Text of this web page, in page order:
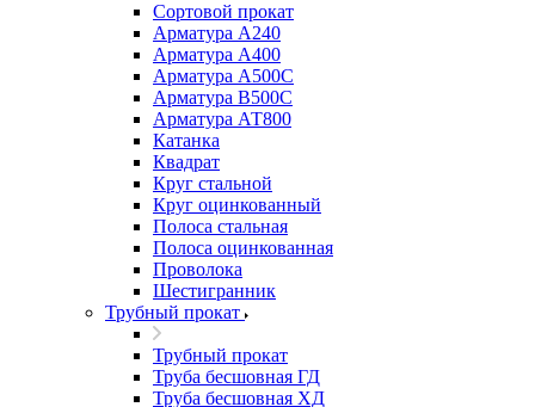
Сортовой прокат
Арматура А240
Арматура А400
Арматура А500C
Арматура В500С
Арматура АТ800
Катанка
Квадрат
Круг стальной
Круг оцинкованный
Полоса стальная
Полоса оцинкованная
Проволока
Шестигранник
Трубный прокат
Трубный прокат
Труба бесшовная ГД
Труба бесшовная ХД